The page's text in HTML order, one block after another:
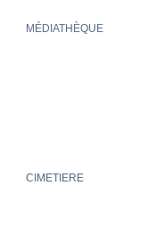
MÉDIATHÈQUE
CIMETIERE